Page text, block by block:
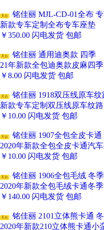
天台
铭佳丽 MJL-CD-01全布
新款专车定制全布专车座垫
￥350.00 闪电发货 包邮
天台
铭佳丽 通用迪奥款 四季
21年新款全包迪奥款皮麻四
￥8.00 闪电发货 包邮
天台
铭佳丽 1918双压线原车
新款专车定制双压线原车纹
￥ 10.00 闪电发货 包邮
天台
铭佳丽 1907全包全皮卡
2020年新款全包全皮卡通汽
￥ 10.00 闪电发货 包邮
天台
铭佳丽 1906全包毛绒 冬
2020年新款全包毛绒卡通冬
￥ 140.00 闪电发货 包邮
天台
铭佳丽 2101立体熊卡通
2020年新款210立体熊卡通